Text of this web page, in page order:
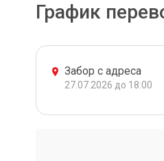
График
Забор с адреса
27.07.2026 до 18:00